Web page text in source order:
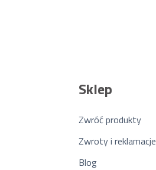
Sklep
Zwróć produkty
Zwroty i reklamacje
Blog